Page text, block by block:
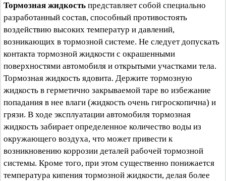
Тормозная жидкость представляет собой специально
разработанный состав, способный противостоять
воздействию высоких температур и давлений,
возникающих в тормозной системе. Не следует допускать
контакта тормозной жидкости с окрашенными
поверхностями автомобиля и открытыми участками тела.
Тормозная жидкость ядовита. Держите тормозную
жидкость в герметично закрываемой таре во избежание
попадания в нее влаги (жидкость очень гигроскопична) и
грязи. В ходе эксплуатации автомобиля тормозная
жидкость забирает определенное количество воды из
окружающего воздуха, что может привести к
возникновению коррозии деталей рабочей тормозной
системы. Кроме того, при этом существенно понижается
температура кипения тормозной жидкости, делая более